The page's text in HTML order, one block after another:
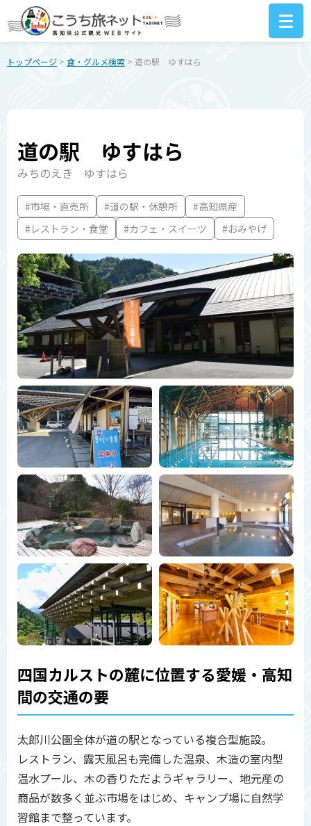
トップページ > 食・グルメ検索 > 道の駅 ゆすはら
道の駅 ゆすはら
みちのえき ゆすはら
#市場・直売所 #道の駅・休憩所
#高知県産
#レストラン・食堂
#カフェ・スイーツ #おみやげ
四国カルストの麓に位置する愛媛・高知
間の交通の要
太郎川公園全体が道の駅となっている複合型施設。
レストラン、露天風呂も完備した温泉、木造の室内型
温水プール、木の香りただようギャラリー、地元産の
商品が数多く並ぶ市場をはじめ、キャンプ場に自然学
習館まで整っています。